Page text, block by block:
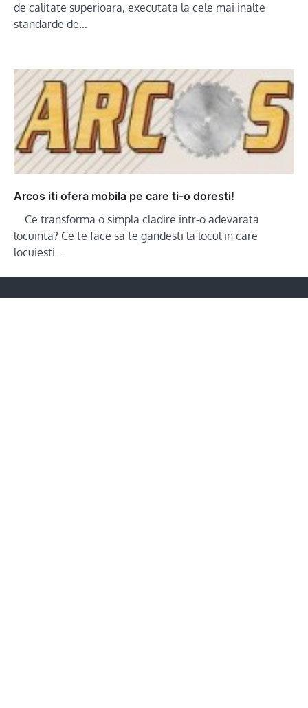
de calitate superioara, executata la cele mai inalte
standarde de…
Arcos iti ofera mobila pe care ti-o doresti!
Ce transforma o simpla cladire intr-o adevarata
locuinta? Ce te face sa te gandesti la locul in care
locuiesti…